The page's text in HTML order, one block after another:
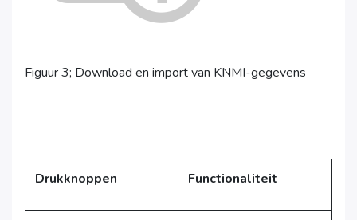
Figuur 3; Download en import van KNMI-gegevens
Drukknoppen Functionaliteit